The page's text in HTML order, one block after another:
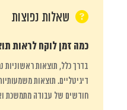
שאלות נפוצות
כמה זמן לוקח לראות
חודשים של עבודה מתמשכת